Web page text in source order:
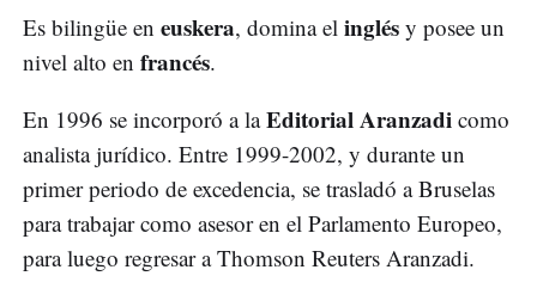
Es bilingüe en euskera, domina el inglés y posee un
nivel alto en francés.
En 1996 se incorporó a laEditorial Aranzadi como
analista jurídico. Entre 1999-2002, y durante un
primer periodo de excedencia, se trasladó a Bruselas
para trabajar como asesor en el Parlamento Europeo,
para luego regresar a Thomson Reuters Aranzadi.